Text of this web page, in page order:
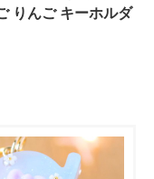
りんご キーホルダ